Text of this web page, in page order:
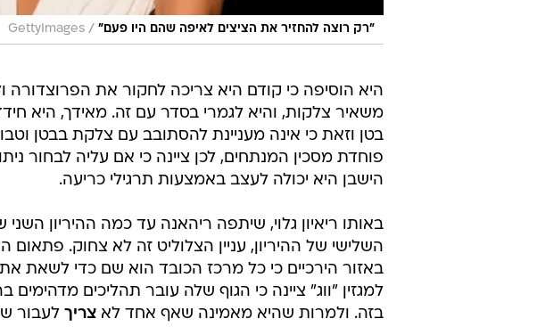
״רק רוצה להחזיר את הציצים לאיפה שהם היו פעם״ /
GettyImages
היא הוסיפה כי קודם היא צריכה לחקור את הפרוצדורה
משאיר צלקות, והיא לגמרי בסדר עם זה. מאידך, היא
בטן וזאת כי אינה מעניינת להסתובב עם צלקת בבטן
פוחדת מסכין המנתחים, לכן ציינה כי אם עליה לבחור
הישבן היא יכולה לעצב באמצעות תרגילי כריעה.
באותו ריאיון גלוי, שיתפה ריהאנה עד כמה ההיריון
השלישי של ההיריון, עניין הצלוליט זה לא צחוק. פתאום
באזור הירכיים כי כל מרכז הכובד הוא שם כדי לשאת
למגזין "ווג" ציינה כי הגוף שלה עובר תהליכים מדהימים
בזה. ולמרות שהיא מאמינה שאף אחד לא צריך לעבור